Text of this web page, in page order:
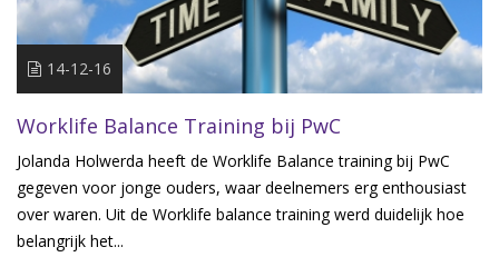
14-12-16
Worklife Balance Training bij PwC
Jolanda Holwerda heeft de Worklife Balance training bij PwC
gegeven voor jonge ouders, waar deelnemers erg enthousiast
over waren. Uit de Worklife balance training werd duidelijk hoe
belangrijk het...